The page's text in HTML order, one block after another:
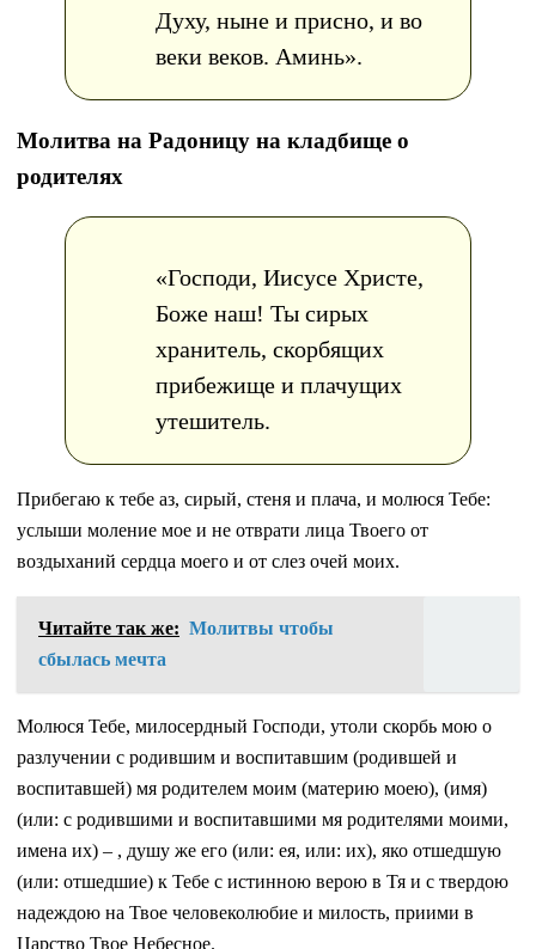
Духу, ныне и присно, и во
веки веков. Аминь».
Молитва на Радоницу на кладбище о
родителях
«Господи, Иисусе Христе,
Боже наш! Ты сирых
хранитель, скорбящих
прибежище и плачущих
утешитель.
Прибегаю к тебе аз, сирый, стеня и плача, и молюся Тебе:
услыши моление мое и не отврати лица Твоего от
воздыханий сердца моего и от слез очей моих.
Читайте так же: Молитвы чтобы
сбылась мечта
Молюся Тебе, милосердный Господи, утоли скорбь мою о
разлучении с родившим и воспитавшим (родившей и
воспитавшей) мя родителем моим (материю моею), (имя)
(или: с родившими и воспитавшими мя родителями моими,
имена их) – , душу же его (или: ея, или: их), яко отшедшую
(или: отшедшие) к Тебе с истинною верою в Тя и с твердою
надеждою на Твое человеколюбие и милость, приими в
Царство Твое Небесное.